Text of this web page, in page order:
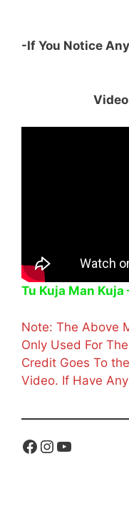
-If You Notice
Tu Kuja Man Kuja
Note: The Above
Only Used For
Credit Goes To
Video. If Have
Facebook
Instagram
YouTube